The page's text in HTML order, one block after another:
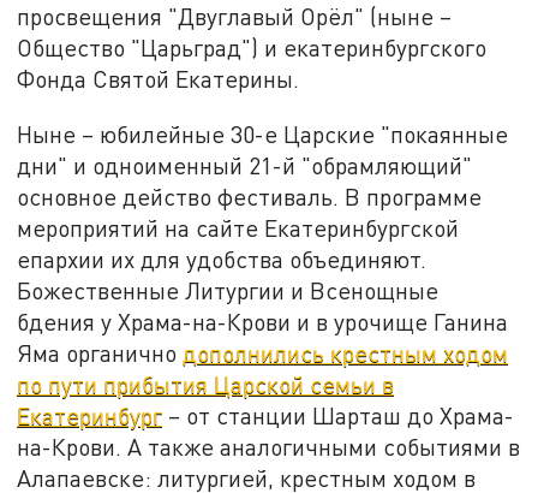
просвещения "Двуглавый Орёл" (ныне –
Общество "Царьград") и екатеринбургского
Фонда Святой Екатерины.
Ныне – юбилейные 30-е Царские "покаянные
дни" и одноименный 21-й "обрамляющий"
основное действо фестиваль. В программе
мероприятий на сайте Екатеринбургской
епархии их для удобства объединяют.
Божественные Литургии и Всенощные
бдения у Храма-на-Крови и в урочище Ганина
Яма органично дополнились крестным ходом
по пути прибытия Царской семьи в
Екатеринбург – от станции Шарташ до Храма-
на-Крови. А также аналогичными событиями в
Алапаевске: литургией, крестным ходом в